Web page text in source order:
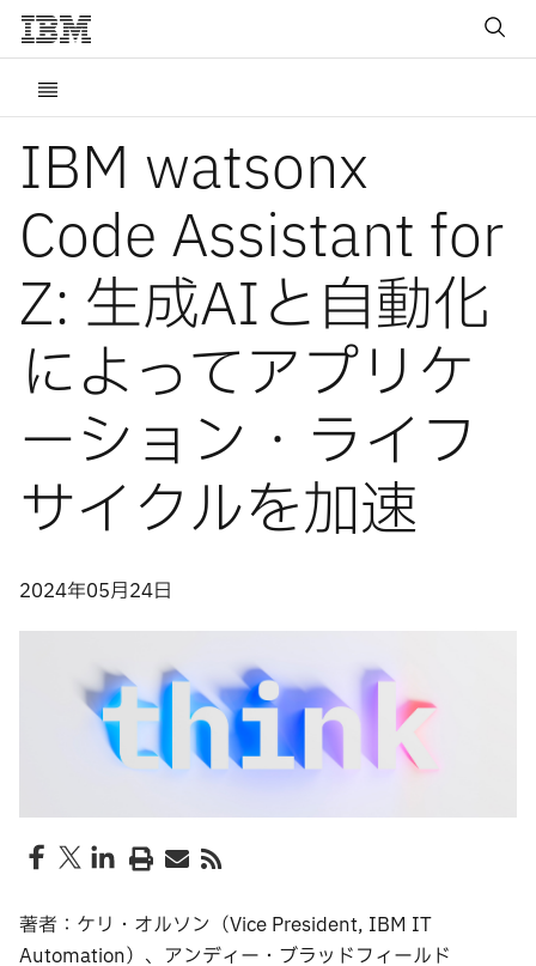
IBM watsonx
Code Assistant for
Z: 生成AIと自動化
によってアプリケ
ーション・ライフ
サイクルを加速
2024年05月24日
著者：ケリ・オルソン（Vice President, IBM IT
Automation）、アンディー・ブラッドフィールド